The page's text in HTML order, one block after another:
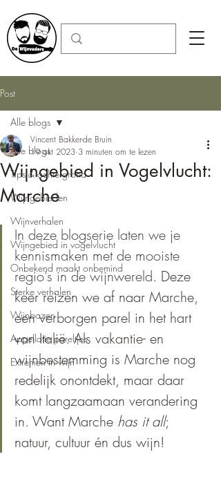
Post
Alle blogs
Tips & achtergrond
Wijngebieden
Wijnverhalen
Wijngebied in vogelvlucht
Onbekend maakt onbemind
Sterke verhalen
Wijnbazen
Appellatie pareltjes
Extremen in wijn
Alle blogs
Wijngebied in Vogelvlucht:
Marche
Vincent Bakker-de Bruin
19 okt 2023 3 minuten om te lezen
In deze blogserie laten we je
kennismaken met de mooiste
regio's in de wijnwereld. Deze
keer reizen we af naar Marche,
een verborgen parel in het hart
van Italië. Als vakantie- en
wijnbestemming is Marche nog
redelijk onontdekt, maar daar
komt langzaamaan verandering
in. Want Marche has it all;
natuur, cultuur én dus wijn!